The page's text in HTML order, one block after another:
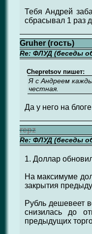
Тебя Андрей
сбрасывал 1 раз
Gruher (гость)
Re: ФЛУД (беседы
Chepretsov пишет:
Я с Андреем
честная.
Да у него на
repz
Re: ФЛУД (беседы
1. Доллар
На максимуме
закрытия
Рубль дешевеет
снизилась до
предыдущих